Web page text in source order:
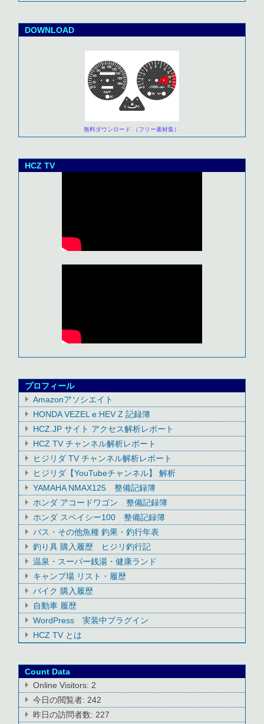
DOWNLOAD
無料ダウンロード （フリー素材集）
HCZ TV
プロフィール
Amazonアソシエイト
HONDA VEZEL e:HEV Z 記録簿
HCZ.JP サイト アクセス解析レポート
HCZ TV チャンネル解析レポート
ヒジリダ TV チャンネル解析レポート
ヒジリダ【YouTubeチャンネル】 解析
YAMAHA NMAX125 整備記録簿
ホンダ アコードワゴン 整備記録簿
ホンダ スペイシー100 整備記録簿
バス・その他魚種 釣果・釣行年表
釣り具 購入履歴 ヒジリ釣行記
温泉・スーパー銭湯・健康ランド
キャンプ場 リスト・履歴
バイク 購入履歴
自動車 履歴
WordPress 実装中プラグイン
HCZ TV とは
Count Data
Online Visitors: 2
今日の閲覧者: 242
昨日の訪問者数: 227